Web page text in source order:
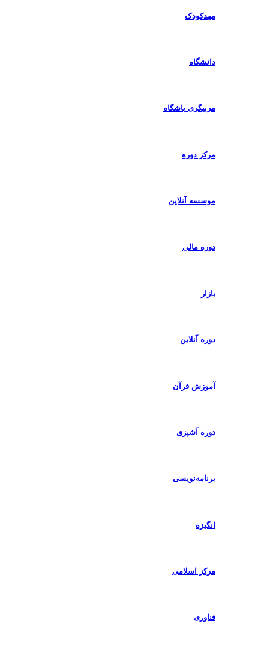
مهدکودک
دانشگاه
مربیگری باشگاه
مرکز دوره
موسسه آنلاین
دوره مالی
دوره آنلاین
آموزش قرآن
دوره آشپزی
برنامه‌نویسی
مرکز اسلامی
فناوری